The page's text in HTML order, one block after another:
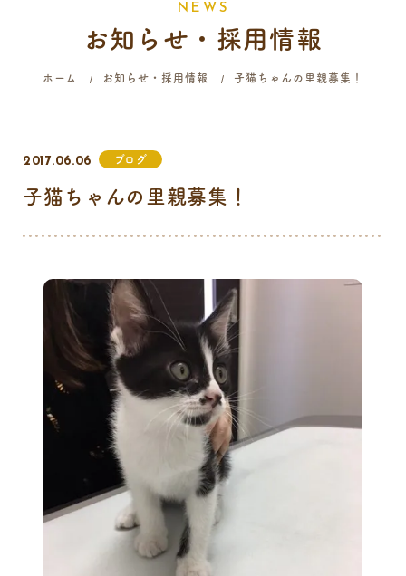
058-214-4071
9:00 - 12:00
16:00 - 19:00
N E W S
お知らせ・採用情報
ホーム お知らせ・採用情報 子猫ちゃんの里親募集！
2017.06.06 ブログ
子猫ちゃんの里親募集！